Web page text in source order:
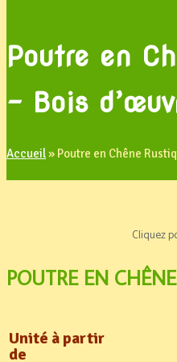
Poutre en
– Bois
Accueil» Poutre en Chêne
Cliquez
POUTRE EN
Unité à partir
de